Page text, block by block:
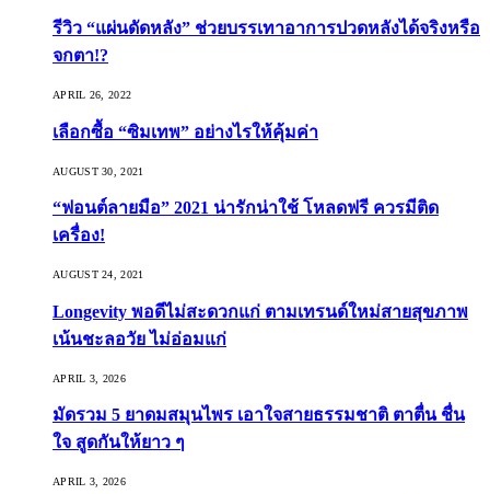
รีวิว “แผ่นดัดหลัง” ช่วยบรรเทาอาการปวดหลังได้จริงหรือ
จกตา!?
APRIL 26, 2022
เลือกซื้อ “ซิมเทพ” อย่างไรให้คุ้มค่า
AUGUST 30, 2021
“ฟอนต์ลายมือ” 2021 น่ารักน่าใช้ โหลดฟรี ควรมีติด
เครื่อง!
AUGUST 24, 2021
Longevity พอดีไม่สะดวกแก่ ตามเทรนด์ใหม่สายสุขภาพ
เน้นชะลอวัย ไม่อ่อมแก่
APRIL 3, 2026
มัดรวม 5 ยาดมสมุนไพร เอาใจสายธรรมชาติ ตาตื่น ชื่น
ใจ สูดกันให้ยาว ๆ
APRIL 3, 2026